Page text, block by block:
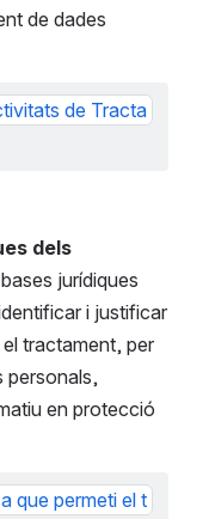
de dades
de Tracta
dels
jurídiques
i justificar
tractament, per
personals,
en protecció
que permeti el t